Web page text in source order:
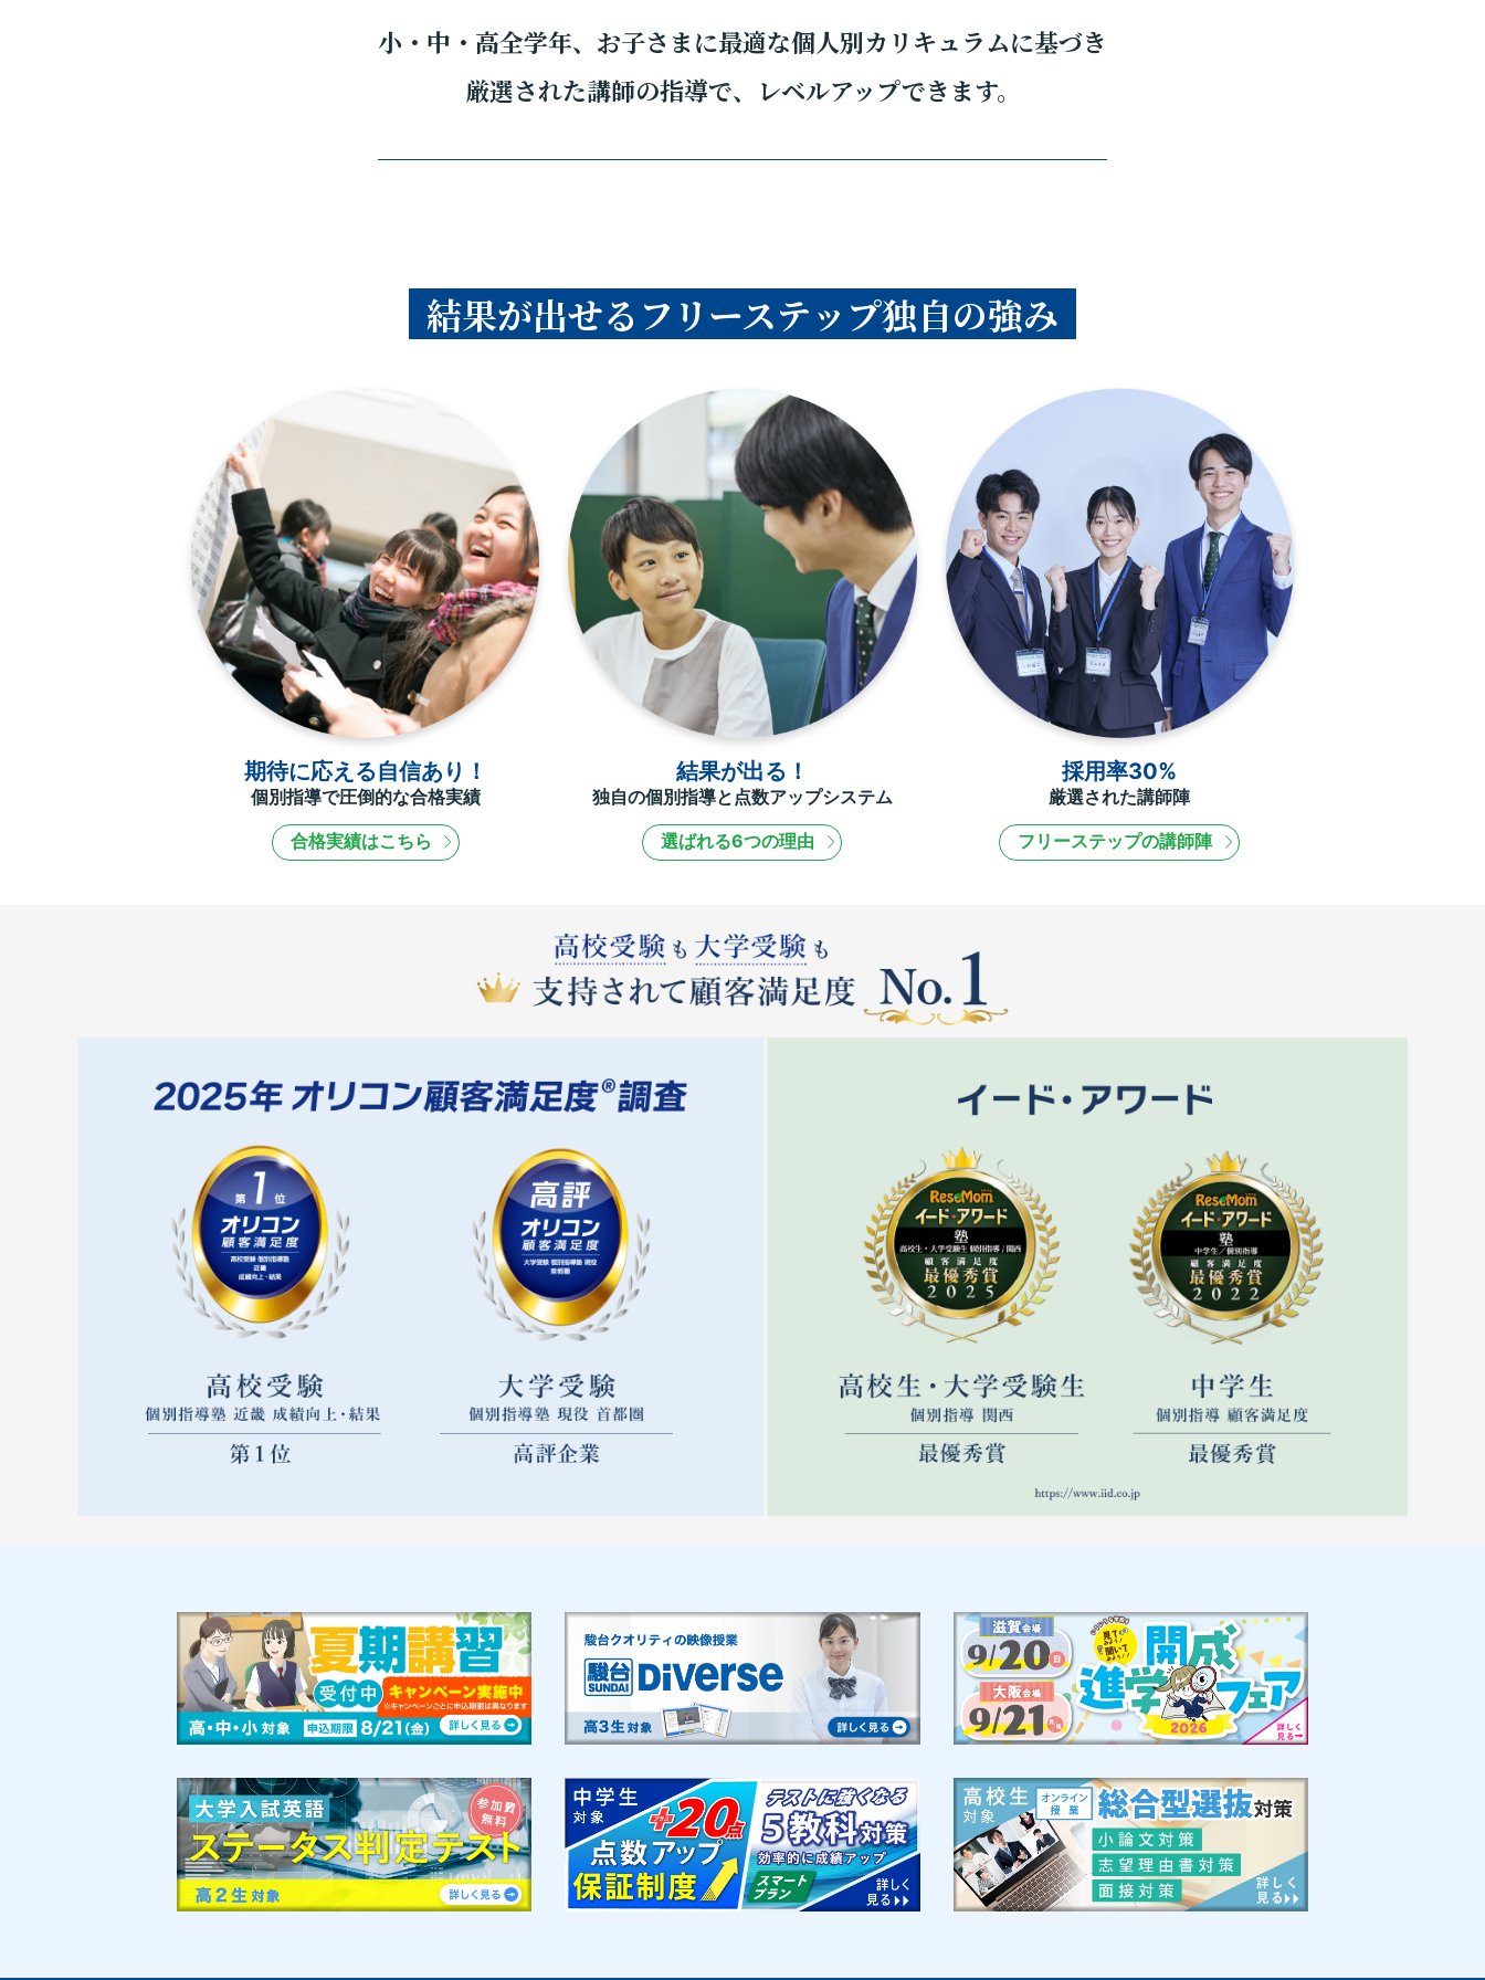
小・中・高全学年、お子さまに最適な個人別カリキュラムに基づき
厳選された講師の指導で、レベルアップできます。
結果が出せるフリーステップ独自の強み
期待に応える自信あり！
個別指導で圧倒的な合格実績
合格実績はこちら
結果が出る！
独自の個別指導と点数アップシステム
選ばれる6つの理由
採用率30%
厳選された講師陣
フリーステップの講師陣